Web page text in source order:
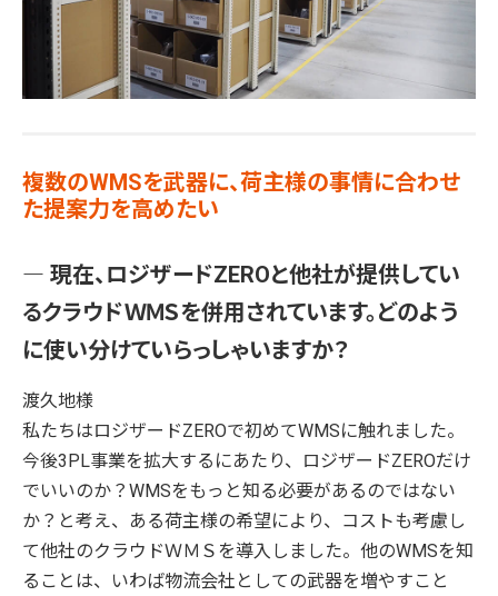
複数のWMSを武器に、荷主様の事情に合わせ
た提案力を高めたい
― 現在、ロジザードZEROと他社が提供してい
るクラウドＷＭＳを併用されています。どのよう
に使い分けていらっしゃいますか？
渡久地様
私たちはロジザードZEROで初めてWMSに触れました。
今後3PL事業を拡大するにあたり、ロジザードZEROだけ
でいいのか？WMSをもっと知る必要があるのではない
か？と考え、ある荷主様の希望により、コストも考慮し
て他社のクラウドＷＭＳを導入しました。他のWMSを知
ることは、いわば物流会社としての武器を増やすこと